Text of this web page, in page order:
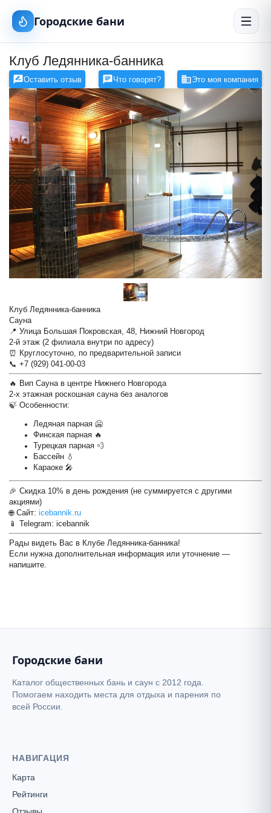
Городские бани
Клуб Ледянника-банника
Оставить отзыв Что говорят? Это моя компания
Клуб Ледянника-банника
Сауна
📍 Улица Большая Покровская, 48, Нижний Новгород
2-й этаж (2 филиала внутри по адресу)
⏰ Круглосуточно, по предварительной записи
📞 +7 (929) 041-00-03
🔥 Вип Сауна в центре Нижнего Новгорода
2-х этажная роскошная сауна без аналогов
🍃 Особенности:
Ледяная парная 🥶
Финская парная 🔥
Турецкая парная 💨
Бассейн 💧
Караоке 🎤
🎉 Скидка 10% в день рождения (не суммируется с другими
акциями)
🌐 Сайт: icebannik.ru
📱 Telegram: icebannik
Рады видеть Вас в Клубе Ледянника-банника!
Если нужна дополнительная информация или уточнение —
напишите.
Клуб Ледянника-банника
Городские бани
Каталог общественных бань и саун с 2012 года.
Помогаем находить места для отдыха и парения по
всей России.
НАВИГАЦИЯ
Карта
Рейтинги
Отзывы